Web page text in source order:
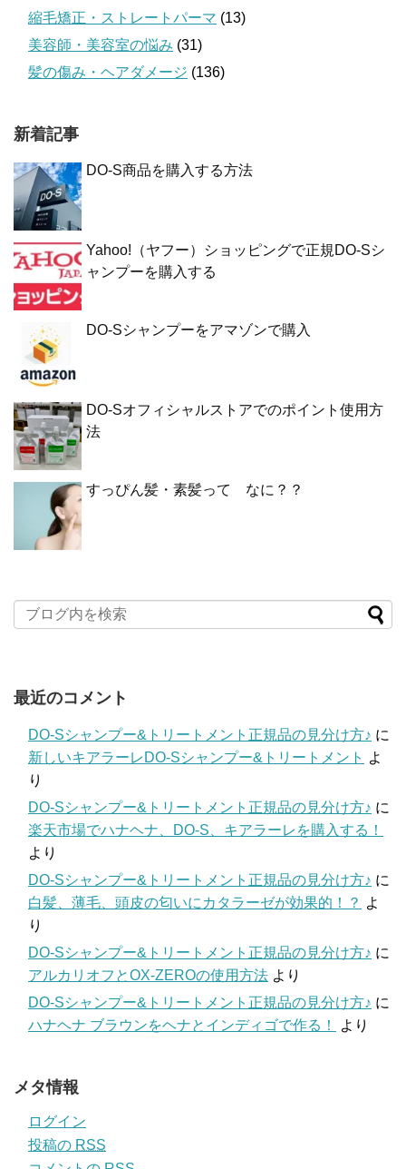
縮毛矯正・ストレートパーマ (13)
美容師・美容室の悩み (31)
髪の傷み・ヘアダメージ (136)
新着記事
DO-S商品を購入する方法
Yahoo!（ヤフー）ショッピングで正規DO-Sシ
ャンプーを購入する
DO-Sシャンプーをアマゾンで購入
DO-Sオフィシャルストアでのポイント使用方
法
すっぴん髪・素髪って なに？？
最近のコメント
DO-Sシャンプー&トリートメント正規品の見分け方♪ に
新しいキアラーレDO-Sシャンプー&トリートメント よ
り
DO-Sシャンプー&トリートメント正規品の見分け方♪ に
楽天市場でハナヘナ、DO-S、キアラーレを購入する！
より
DO-Sシャンプー&トリートメント正規品の見分け方♪ に
白髪、薄毛、頭皮の匂いにカタラーゼが効果的！？ よ
り
DO-Sシャンプー&トリートメント正規品の見分け方♪ に
アルカリオフとOX-ZEROの使用方法 より
DO-Sシャンプー&トリートメント正規品の見分け方♪ に
ハナヘナ ブラウンをヘナとインディゴで作る！
より
メタ情報
ログイン
投稿の RSS